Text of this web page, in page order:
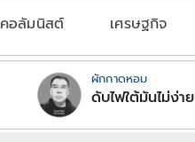
คอลัมนิสต์ เศรษฐกิจ
ผักกาดหอม
ดับไฟใต้มันไม่ง่าย